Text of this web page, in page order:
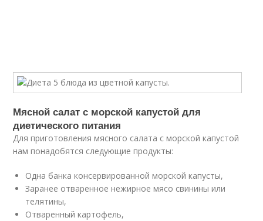
Мясной салат с морской капустой для
диетического питания
Для приготовления мясного салата с морской капустой
нам понадобятся следующие продукты:
Одна банка консервированной морской капусты,
Заранее отваренное нежирное мясо свинины или
телятины,
Отваренный картофель,